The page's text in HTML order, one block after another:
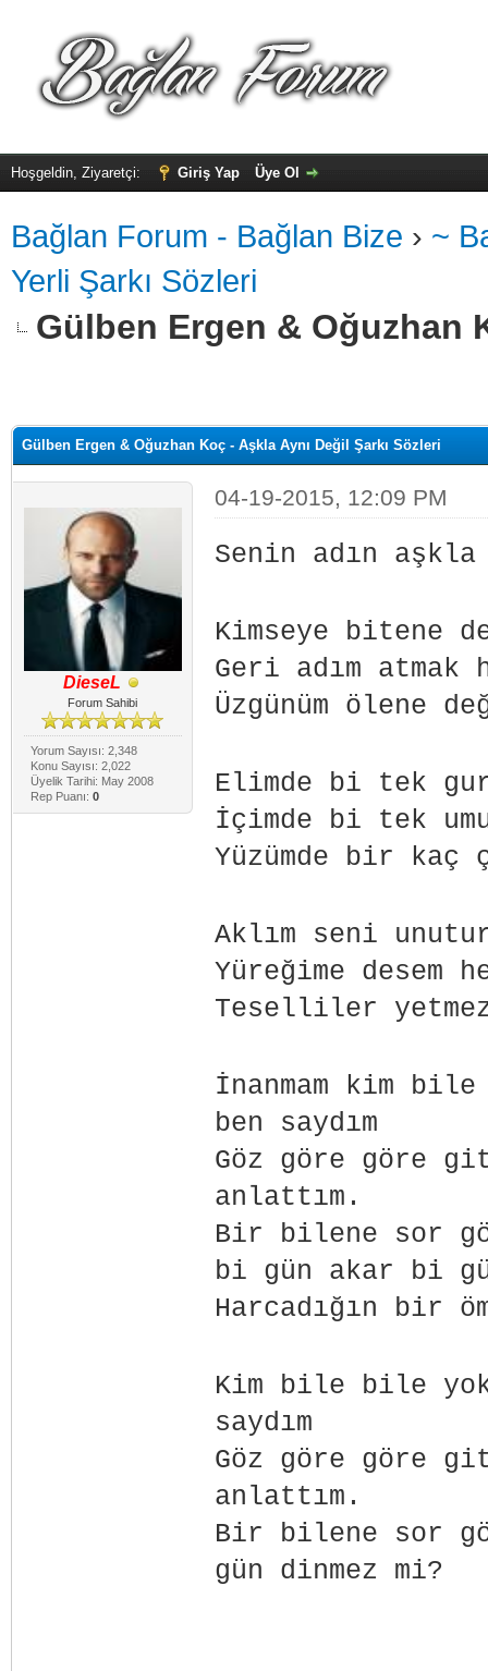
Hoşgeldin, Ziyaretçi: Giriş Yap Üye Ol
Bağlan Forum - Bağlan Bize › ~
Yerli Şarkı Sözleri
Gülben Ergen & Oğuzhan
Gülben Ergen & Oğuzhan Koç - Aşkla Aynı Değil Şarkı Sözleri
DieseL
Forum Sahibi
Yorum Sayısı: 2,348
Konu Sayısı: 2,022
Üyelik Tarihi: May 2008
Rep Puanı: 0
04-19-2015, 12:09 PM
Senin adın
Kimseye bitene
Geri adım
Üzgünüm ölene
Elimde bi tek
İçimde bi tek
Yüzümde bir
Aklım seni
Yüreğime desem
Teselliler
İnanmam kim
ben saydım
Göz göre göre
anlattım.
Bir bilene sor
bi gün akar bi
Harcadığın bir
Kim bile bile
saydım
Göz göre göre
anlattım.
Bir bilene sor
gün dinmez mi?